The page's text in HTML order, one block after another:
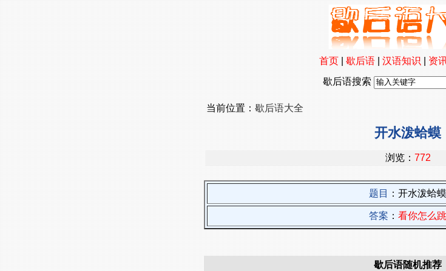
首页|歇后语|汉语知识|资
歇后语搜索
当前位置：歇后语大全
开水泼蛤蟆
浏览： 772
题目 ：开水泼蛤蟆
答案 ： 看你怎么跳
歇后语随机推荐